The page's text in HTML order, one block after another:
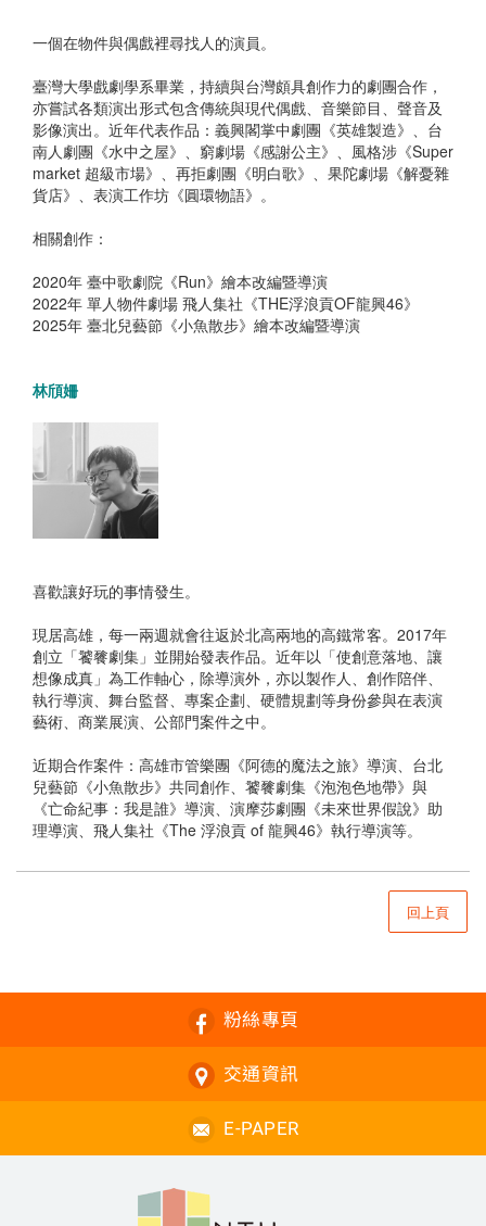
一個在物件與偶戲裡尋找人的演員。
臺灣大學戲劇學系畢業，持續與台灣頗具創作力的劇團合作，
亦嘗試各類演出形式包含傳統與現代偶戲、音樂節目、聲音及
影像演出。近年代表作品：義興閣掌中劇團《英雄製造》、台
南人劇團《水中之屋》、窮劇場《感謝公主》、風格涉《Super
market 超級市場》、再拒劇團《明白歌》、果陀劇場《解憂雜
貨店》、表演工作坊《圓環物語》。
相關創作：
2020年 臺中歌劇院《Run》繪本改編暨導演
2022年 單人物件劇場 飛人集社《THE浮浪貢OF龍興46》
2025年 臺北兒藝節《小魚散步》繪本改編暨導演
林頎姍
喜歡讓好玩的事情發生。
現居高雄，每一兩週就會往返於北高兩地的高鐵常客。2017年
創立「饕餮劇集」並開始發表作品。近年以「使創意落地、讓
想像成真」為工作軸心，除導演外，亦以製作人、創作陪伴、
執行導演、舞台監督、專案企劃、硬體規劃等身份參與在表演
藝術、商業展演、公部門案件之中。
近期合作案件：高雄市管樂團《阿德的魔法之旅》導演、台北
兒藝節《小魚散步》共同創作、饕餮劇集《泡泡色地帶》與
《亡命紀事：我是誰》導演、演摩莎劇團《未來世界假說》助
理導演、飛人集社《The 浮浪貢 of 龍興46》執行導演等。
回上頁
粉絲專頁
交通資訊
E-PAPER